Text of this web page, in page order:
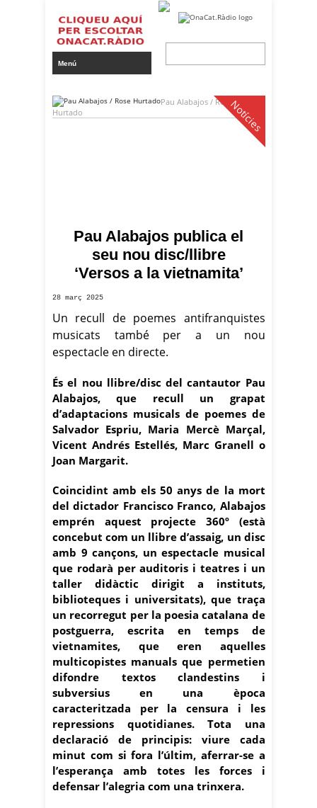
Notícies
Pau Alabajos / Rose
Hurtado
Pau Alabajos publica el
seu nou disc/llibre
‘Versos a la vietnamita’
28 març 2025
Un recull de poemes antifranquistes
musicats també per a un nou
espectacle en directe.
És el nou llibre/disc del cantautor Pau
Alabajos, que recull un grapat
d’adaptacions musicals de poemes de
Salvador Espriu, Maria Mercè Marçal,
Vicent Andrés Estellés, Marc Granell o
Joan Margarit.
Coincidint amb els 50 anys de la mort
del dictador Francisco Franco, Alabajos
emprén aquest projecte 360º (està
concebut com un llibre d’assaig, un disc
amb 9 cançons, un espectacle musical
que rodarà per auditoris i teatres i un
taller didàctic dirigit a instituts,
biblioteques i universitats), que traça
un recorregut per la poesia catalana de
postguerra, escrita en temps de
vietnamites, que eren aquelles
multicopistes manuals que permetien
difondre textos clandestins i
subversius en una època
caracteritzada per la censura i les
repressions quotidianes. Tota una
declaració de principis: viure cada
minut com si fora l’últim, aferrar-se a
l’esperança amb totes les forces i
defensar l’alegria com una trinxera.